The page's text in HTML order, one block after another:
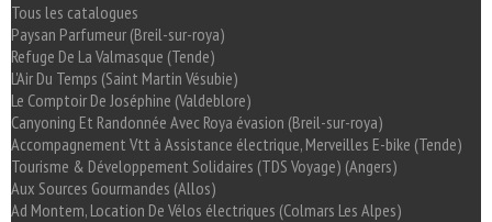
Tous les catalogues
Paysan Parfumeur (Breil-sur-roya)
Refuge De La Valmasque (Tende)
L'Air Du Temps (Saint Martin Vésubie)
Le Comptoir De Joséphine (Valdeblore)
Canyoning Et Randonnée Avec Roya évasion (Breil-sur-roya)
Accompagnement Vtt à Assistance électrique, Merveilles E-bike (Tende)
Tourisme & Développement Solidaires (TDS Voyage) (Angers)
Aux Sources Gourmandes (Allos)
Ad Montem, Location De Vélos électriques (Colmars Les Alpes)